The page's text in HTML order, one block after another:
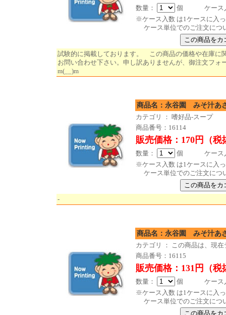
数量：
個 ケース入
※ケース入数 は1ケースに入
ケース単位でのご注文につ
試験的に掲載しております。 この商品の価格や在庫に
お問い合わせ下さい。申し訳ありませんが、御注文フォ
m(__)m
商品名：永谷園 みそ汁あ
カテゴリ ： 嗜好品-スープ
商品番号：16114
販売価格：170円（税
数量：
個 ケース入
※ケース入数 は1ケースに入
ケース単位でのご注文につ
-
商品名：永谷園
カテゴリ ： この商品は、現
商品番号：16115
販売価格：131円（税
数量：
個 ケース入
※ケース入数 は1ケースに入
ケース単位でのご注文につ